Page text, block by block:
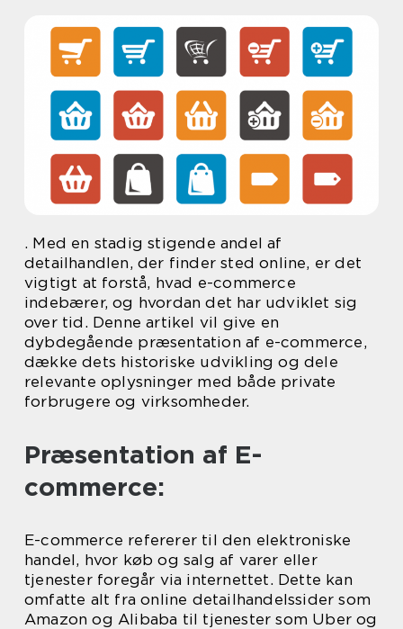
. Med en stadig stigende andel af
detailhandlen, der finder sted online, er det
vigtigt at forstå, hvad e-commerce
indebærer, og hvordan det har udviklet sig
over tid. Denne artikel vil give en
dybdegående præsentation af e-commerce,
dække dets historiske udvikling og dele
relevante oplysninger med både private
forbrugere og virksomheder.
Præsentation af E-
commerce:
E-commerce refererer til den elektroniske
handel, hvor køb og salg af varer eller
tjenester foregår via internettet. Dette kan
omfatte alt fra online detailhandelssider som
Amazon og Alibaba til tjenester som Uber og